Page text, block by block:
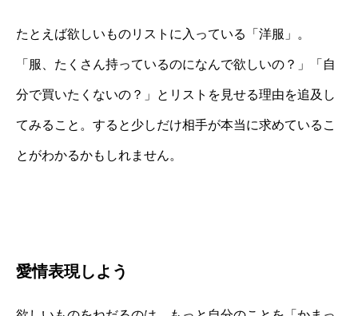
たとえば欲しいものリストに入っている「洋服」。
「服、たくさん持っているのになんで欲しいの？」「自
分で買いたくないの？」とリストを見せる理由を追及し
てみること。すると少しだけ相手が本当に求めているこ
とがわかるかもしれません。
愛情表現しよう